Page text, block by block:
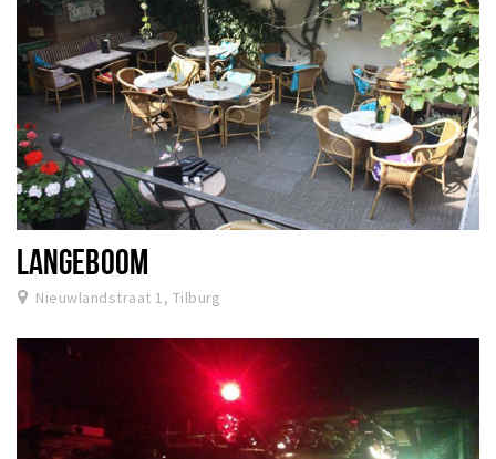
LANGEBOOM
Nieuwlandstraat 1, Tilburg